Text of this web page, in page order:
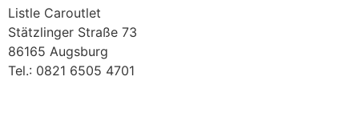
Listle Caroutlet
Stätzlinger Straße 73
86165 Augsburg
Tel.: 0821 6505 4701